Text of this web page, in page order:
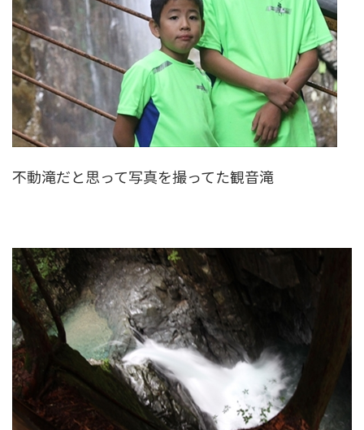
不動滝だと思って写真を撮ってた観音滝